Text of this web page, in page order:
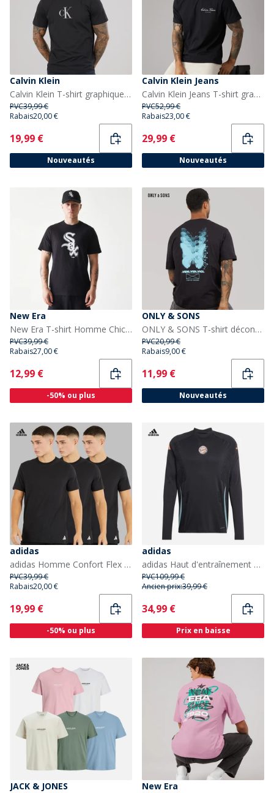
Calvin Klein
Calvin Klein T-shirt graphique mono à manches courtes et délavées Homme Noir
PVC39,99 €
Rabais20,00 €
Current
19,99 €
Nouveautés
Calvin Klein Jeans
Calvin Klein Jeans T-shirt graphique Homme 20S March Noir
PVC52,99 €
Rabais23,00 €
Current
29,99 €
Nouveautés
New Era
New Era T-shirt Homme Chicago White Sox Noir
PVC39,99 €
Rabais27,00 €
Current
12,99 €
-50% ou plus
ONLY & SONS
ONLY & SONS T-shirt décontracté Tristan Homme Noir/Veni
PVC20,99 €
Rabais9,00 €
Current
11,99 €
Nouveautés
adidas
adidas Homme Confort Flex Coton Trois Pack T-shirts Col Ras du Cou Noir
PVC39,99 €
Rabais20,00 €
Current
19,99 €
-50% ou plus
adidas
adidas Haut d'entraînement professionnel FCB FC Bayern Munich Homme Noir
PVC109,99 €
Ancien prix:39,99 €
Current
34,99 €
Prix en baisse
JACK & JONES
New Era